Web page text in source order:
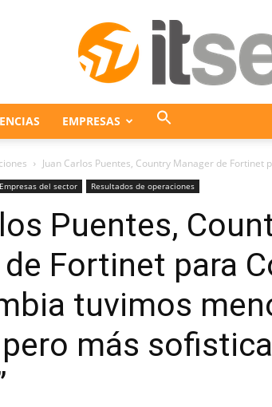
EMPRESAS
Juan Carlos Puentes, Country Manager de Fortinet
Empresas del sector Resultados de operaciones
Puentes,
Fortinet para
tuvimos
más